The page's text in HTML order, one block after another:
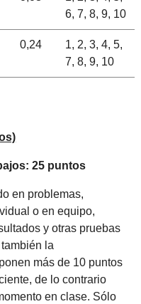
6, 7, 8, 9, 10
0,24
1, 2, 3, 4, 5,
7, 8, 9, 10
25 puntos
en problemas,
o en equipo,
y otras pruebas
la
más de 10 puntos
de lo contrario
en clase. Sólo